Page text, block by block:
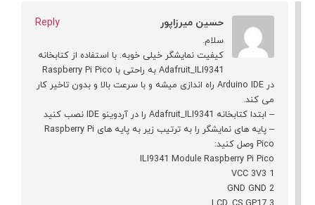
حسین میرزاپور Reply
سلام.
کیفیت نمایشگر خیلی خوبه. با استفاده از کتابخانه
Adafruit_ILI9341 به راحتی با Raspberry Pi Pico
در Arduino IDE راه اندازی میشه و با سرعت بالا و بدون تاخیر کار
می کند.
– ابتدا کتابخانه Adafruit_ILI9341 را در آردوینو IDE نصب کنید
– پایه های نمایشگر را به ترتیب زیر به پایه های Raspberry Pi
Pico وصل کنید:
ILI9341 Module Raspberry Pi Pico
1 VCC 3V3
2 GND GND